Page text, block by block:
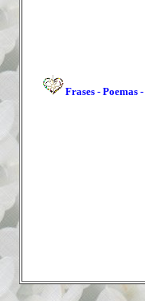
Frases - Poemas -